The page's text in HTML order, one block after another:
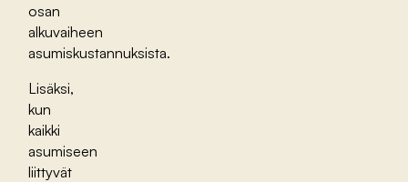
osan
alkuvaiheen
asumiskustannuksista.
Lisäksi,
kun
kaikki
asumiseen
liittyvät